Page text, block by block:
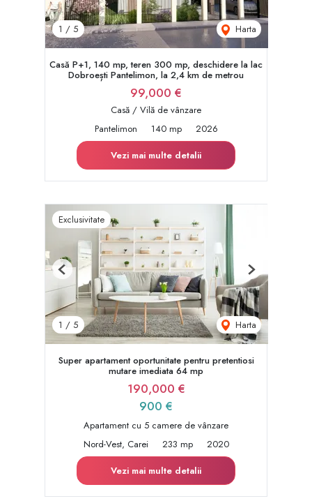
1 / 5 Harta
Casă P+1, 140 mp, teren 300 mp, deschidere la lac
Dobroești Pantelimon, la 2,4 km de metrou
99,000 €
Casă / Vilă de vânzare
Pantelimon
140 mp
2026
Vezi mai multe detalii
Exclusivitate
1 / 5 Harta
Previous Next
Super apartament oportunitate pentru pretentiosi
mutare imediata 64 mp
190,000 €
900 €
Apartament cu 5 camere de vânzare
Nord-Vest, Carei
233 mp
2020
Vezi mai multe detalii